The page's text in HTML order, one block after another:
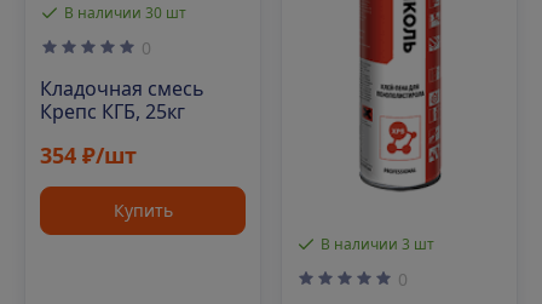
В наличии 30 шт
0
Кладочная смесь
Крепс КГБ, 25кг
354 ₽/шт
Купить
В наличии 3 шт
0